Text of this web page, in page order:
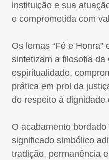
instituição e sua
e comprometida com
Os lemas “Fé e Honra”
sintetizam a filosofia da
espiritualidade,
prática em prol da
do respeito à dignidade
O acabamento
significado simbólico
tradição, permanência